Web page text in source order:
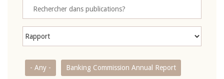
- Any - Banking Commission Annual Report